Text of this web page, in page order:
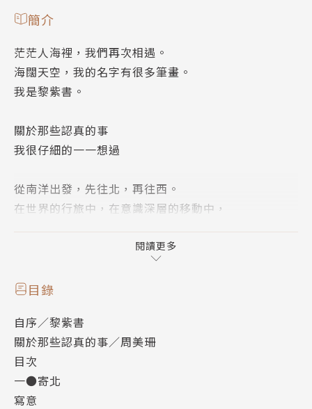
簡介
茫茫人海裡，我們再次相遇。
海闊天空，我的名字有很多筆畫。
我是黎紫書。
關於那些認真的事
我很仔細的一一想過
從南洋出發，先往北，再往西。
在世界的行旅中，在意識深層的移動中，
時報文學獎、聯合報文學獎、花蹤文學獎、方修文學
獎、各大好書獎得主黎紫書最新散文集。
除了月球之外，還有什麼地方可逃？
火星呢？可以放下心情嗎？
從南洋、北京、倫敦、巴黎再回到南洋，
人生現實如暫停鍵，暫且在這裡按下！
閱讀更多
目錄
自序／黎紫書
關於那些認真的事／周美珊
目次
一●寄北
寫意